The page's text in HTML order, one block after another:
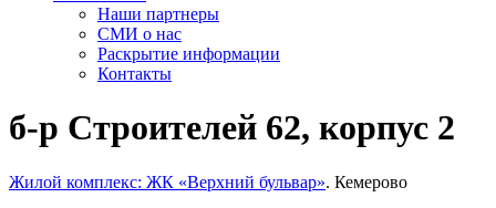
Наши партнеры
СМИ о нас
Раскрытие информации
Контакты
б-р Строителей 62, корпус 2
Жилой комплекс: ЖК «Верхний бульвар». Кемерово